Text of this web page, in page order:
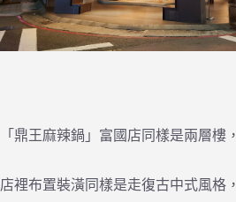
「鼎王麻辣鍋」富國店同樣是兩層樓，
店裡布置裝潢同樣是走復古中式風格，